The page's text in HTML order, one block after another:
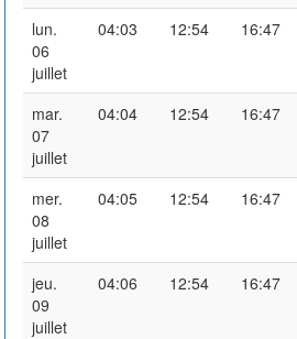
lun.
06
juillet
04:03 12:54 16:47
mar.
07
juillet
04:04 12:54 16:47
mer.
08
juillet
04:05 12:54 16:47
jeu.
09
juillet
04:06 12:54 16:47